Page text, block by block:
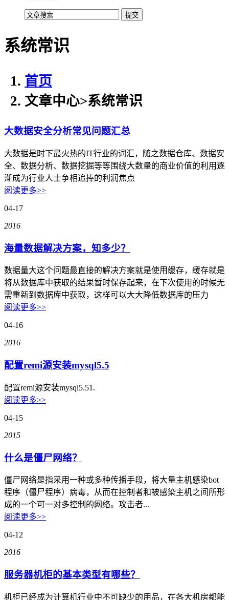
双线机柜租用
电信机柜租用
电信直营数据中心
移动机柜租用
移动T4级数据中心
企业邮局
权威安全认证
数据备份
快照备份灵活多变
企业专线上网
云计算
安全防护
全球分布式防御
超融合
SD-WAN
华南BGP机房
深圳横岗电信机房
广州天河信息港机房
国家级的网络灾备数据中心
系统常识
首页
文章中心>系统常识
大数据安全分析常见问题汇总
大数据是时下最火热的IT行业的词汇，随之数据仓库、数据安
全、数据分析、数据挖掘等等围绕大数量的商业价值的利用逐
渐成为行业人士争相追捧的利润焦点
阅读更多>>
04-17
2016
海量数据解决方案，知多少？
数据量大这个问题最直接的解决方案就是使用缓存，缓存就是
将从数据库中获取的结果暂时保存起来，在下次使用的时候无
需重新到数据库中获取，这样可以大大降低数据库的压力
阅读更多>>
04-16
2016
配置remi源安装mysql5.5
配置remi源安装mysql5.51.
阅读更多>>
04-15
2015
什么是僵尸网络？
僵尸网络是指采用一种或多种传播手段，将大量主机感染bot
程序（僵尸程序）病毒，从而在控制者和被感染主机之间所形
成的一个可一对多控制的网络。攻击者...
阅读更多>>
04-12
2016
服务器机柜的基本类型有哪些？
机柜已经成为计算机行业中不可缺少的用品，在各大机房都能